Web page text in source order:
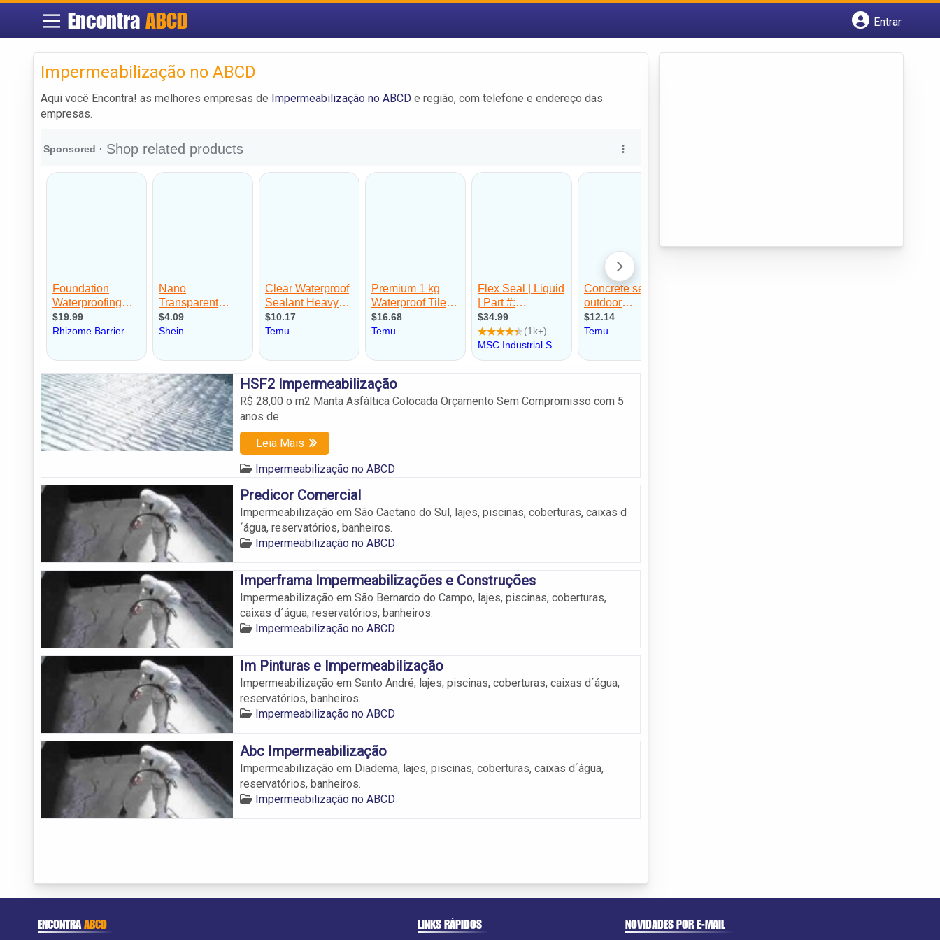
Encontra ABCD
Entrar
Impermeabilização no ABCD
Aqui você Encontra! as melhores empresas de Impermeabilização no ABCD e região, com telefone e endereço das
empresas.
HSF2 Impermeabilização
R$ 28,00 o m2 Manta Asfáltica Colocada Orçamento Sem Compromisso com 5
anos de
Leia Mais
Impermeabilização no ABCD
Predicor Comercial
Impermeabilização em São Caetano do Sul, lajes, piscinas, coberturas, caixas d
´água, reservatórios, banheiros.
Impermeabilização no ABCD
Imperframa Impermeabilizações e Construções
Impermeabilização em São Bernardo do Campo, lajes, piscinas, coberturas,
caixas d´água, reservatórios, banheiros.
Impermeabilização no ABCD
Im Pinturas e Impermeabilização
Impermeabilização em Santo André, lajes, piscinas, coberturas, caixas d´água,
reservatórios, banheiros.
Impermeabilização no ABCD
Abc Impermeabilização
Impermeabilização em Diadema, lajes, piscinas, coberturas, caixas d´água,
reservatórios, banheiros.
Impermeabilização no ABCD
ENCONTRAABCD LINKS RÁPIDOS NOVIDADES POR E-MAIL